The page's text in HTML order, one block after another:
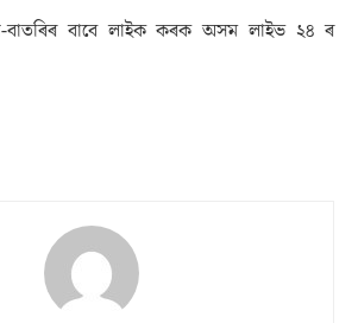
বাতৰিৰ বাবে লাইক কৰক অসম লাইভ ২৪ ৰ